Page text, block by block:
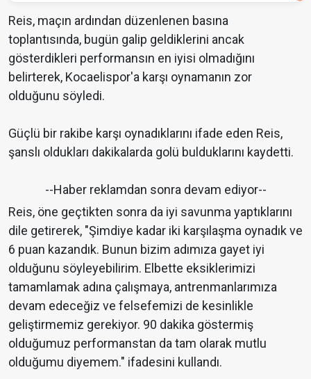
Reis, maçın ardından düzenlenen basına
toplantısında, bugün galip geldiklerini ancak
gösterdikleri performansın en iyisi olmadığını
belirterek, Kocaelispor'a karşı oynamanın zor
olduğunu söyledi.
Güçlü bir rakibe karşı oynadıklarını ifade eden Reis,
şanslı oldukları dakikalarda golü bulduklarını kaydetti.
--Haber reklamdan sonra devam ediyor--
Reis, öne geçtikten sonra da iyi savunma yaptıklarını
dile getirerek, "Şimdiye kadar iki karşılaşma oynadık ve
6 puan kazandık. Bunun bizim adımıza gayet iyi
olduğunu söyleyebilirim. Elbette eksiklerimizi
tamamlamak adına çalışmaya, antrenmanlarımıza
devam edeceğiz ve felsefemizi de kesinlikle
geliştirmemiz gerekiyor. 90 dakika göstermiş
olduğumuz performanstan da tam olarak mutlu
olduğumu diyemem." ifadesini kullandı.